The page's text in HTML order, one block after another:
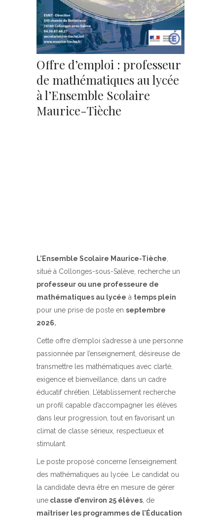
Offre d’emploi : professeur
de mathématiques au lycée
à l’Ensemble Scolaire
Maurice-Tièche
L’Ensemble Scolaire Maurice-Tièche
situé à Collonges-sous-Salève, recherche un
professeur ou une professeure de
mathématiques au lycée à temps plein
pour une prise de poste en septembre
2026.
Cette offre d’emploi s’adresse à une personne
passionnée par l’enseignement, désireuse de
transmettre les mathématiques avec clarté,
exigence et bienveillance, dans un cadre
éducatif chrétien. L’établissement recherche
un profil capable d’accompagner les élèves
dans leur progression, tout en favorisant un
climat de classe sérieux, respectueux et
stimulant.
Le poste proposé concerne l’enseignement
des mathématiques au lycée. Le candidat ou
la candidate devra être en mesure de gérer
une classe d’environ 25 élèves , de
maîtriser les programmes de l’Éducation